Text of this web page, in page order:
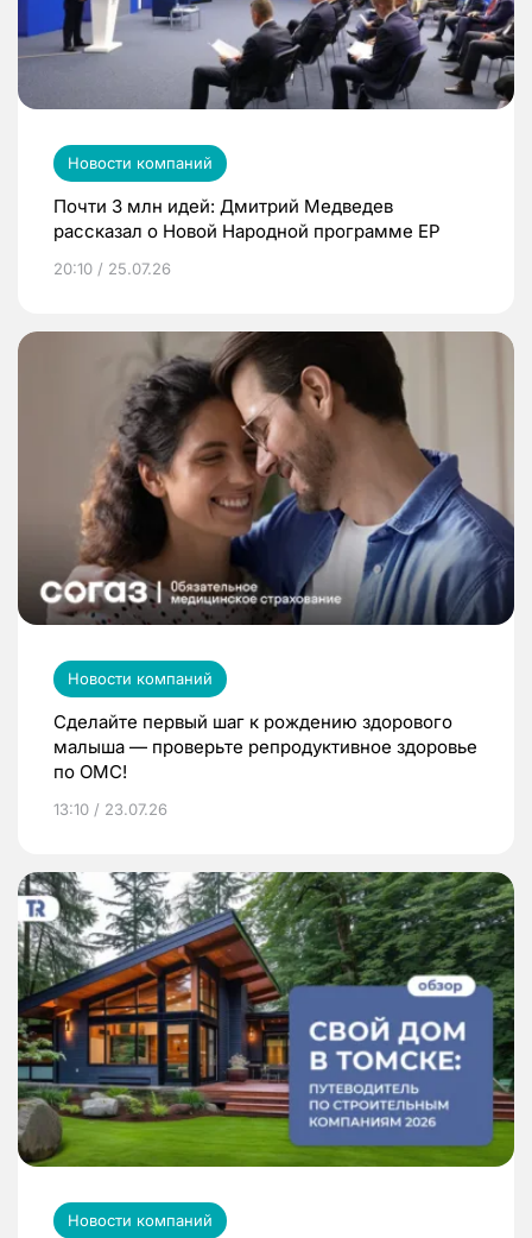
Новости компаний
Почти 3 млн идей: Дмитрий Медведев
рассказал о Новой Народной программе ЕР
20:10 / 25.07.26
Новости компаний
Сделайте первый шаг к рождению здорового
малыша — проверьте репродуктивное здоровье
по ОМС!
13:10 / 23.07.26
Новости компаний